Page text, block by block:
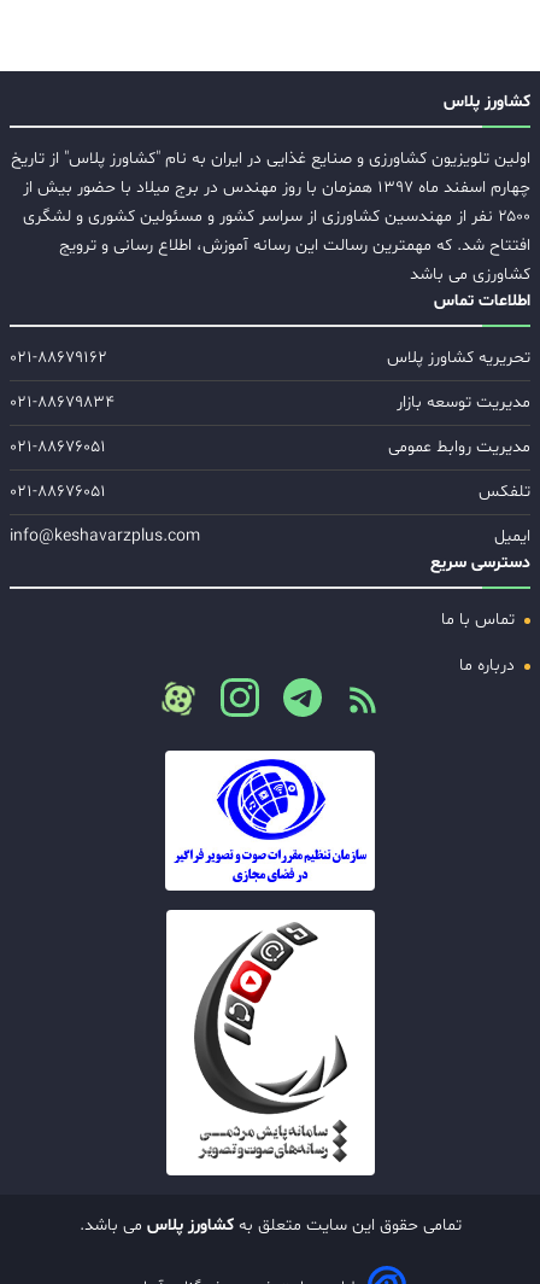
کشاورز پلاس
اولین تلویزیون کشاورزی و صنایع غذایی در ایران به نام "کشاورز پلاس" از تاریخ
چهارم اسفند ماه ۱۳۹۷ همزمان با روز مهندس در برج میلاد با حضور بیش از
۲۵۰۰ نفر از مهندسین کشاورزی از سراسر کشور و مسئولین کشوری و لشگری
افتتاح شد. که مهمترین رسالت این رسانه آموزش، اطلاع رسانی و ترویج
کشاورزی می باشد
اطلاعات تماس
تحریریه کشاورز پلاس
۰۲۱-۸۸۶۷۹۱۶۲
مدیریت توسعه بازار
۰۲۱-۸۸۶۷۹۸۳۴
مدیریت روابط عمومی
۰۲۱-۸۸۶۷۶۰۵۱
تلفکس
۰۲۱-۸۸۶۷۶۰۵۱
ایمیل
info@keshavarzplus.com
دسترسی سریع
تماس با ما
درباره ما
تمامی حقوق این سایت متعلق بهکشاورز پلاس می باشد.